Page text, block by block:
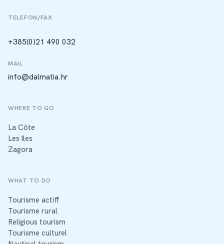
TELEFON/FAX
+385(0)21 490 032
MAIL
info@dalmatia.hr
WHERE TO GO
La Côte
Les îles
Zagora
WHAT TO DO
Tourisme actiff
Tourisme rural
Religious tourism
Tourisme culturel